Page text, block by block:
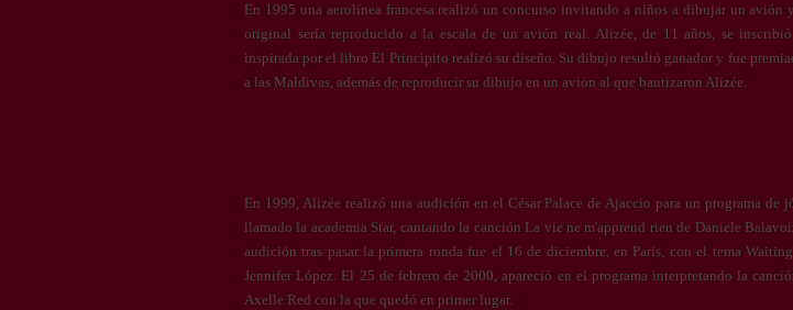
En 1995 una aerolínea francesa realizó un concurso invitando a niños a dibujar un avión
original sería reproducido a la escala de un avión real. Alizée, de 11 años, se
inspirada por el libro El Principito realizó su diseño. Su dibujo resultó ganador y fue
a las Maldivas, además de reproducir su dibujo en un avión al que bautizaron Alizée.
En 1999, Alizée realizó una audición en el César Palace de Ajaccio para un programa de
llamado la academia Star, cantando la canción La vie ne m'apprend rien de Daniele
audición tras pasar la primera ronda fue el 16 de diciembre, en París, con el tema
Jennifer López. El 25 de febrero de 2000, apareció en el programa interpretando la
Axelle Red con la que quedó en primer lugar.